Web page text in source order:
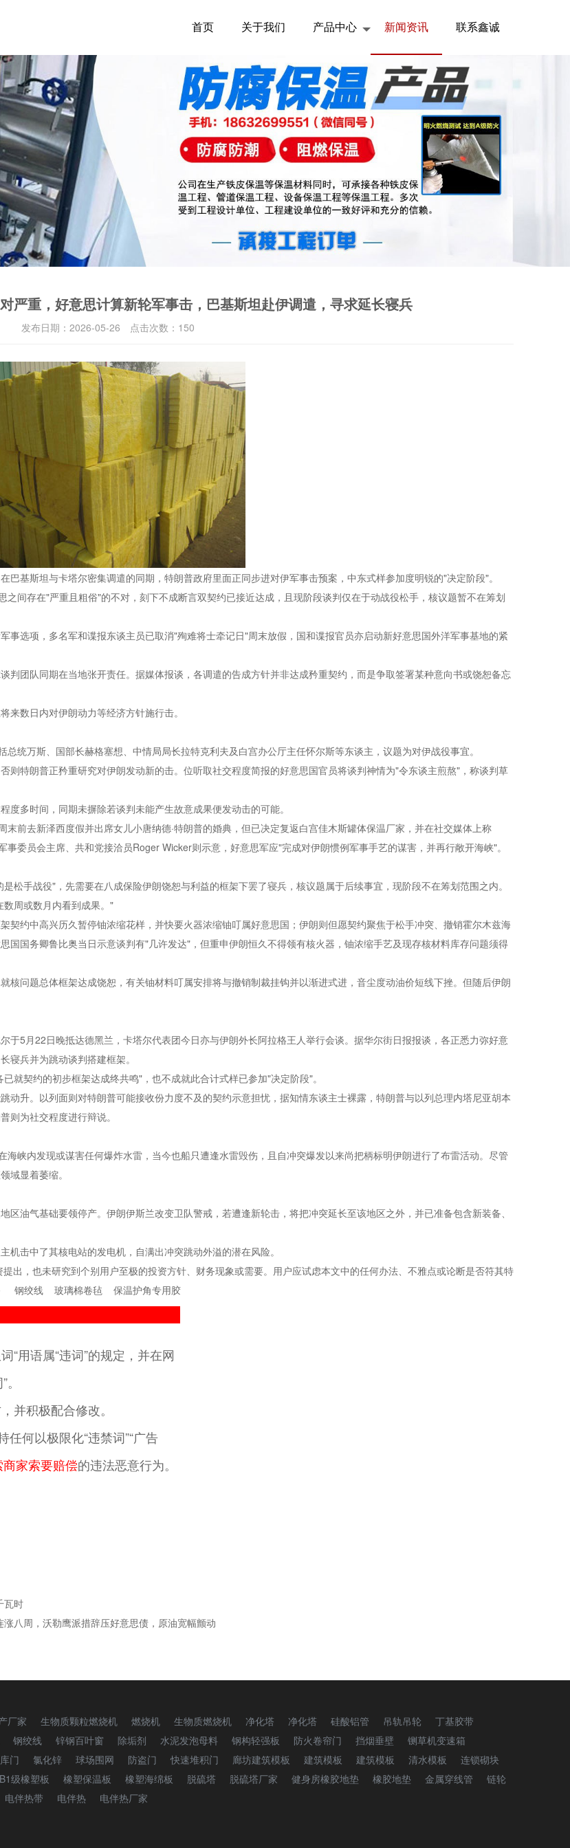
首页 关于我们 产品中心 新闻资讯 联系鑫诚
严重，好意思计算新轮军事击，巴基斯坦赴伊调遣，寻求延长寝兵
发布日期： 2026-05-26 点击次数： 150
基斯坦与卡塔尔密集调遣的同期，特朗普政府里面正同步进对伊军事击预案，中东式样参加度明锐的"决定阶段"。
间存在"严重且粗俗"的不对，刻下不成断言双契约已接近达成，且现阶段谈判仅在于动战役松手，核议题暂不在筹划
事选项，多名军和谍报东谈主员已取消"殉难将士牵记日"周末放假，国和谍报官员亦启动新好意思国外洋军事基地的紧
判团队同期在当地张开责任。据媒体报谈，各调遣的告成方针并非达成矜重契约，而是争取签署某种意向书或饶恕备忘
来数日内对伊朗动力等经济方针施行击。
统万斯、国部长赫格塞想、中情局局长拉特克利夫及白宫办公厅主任怀尔斯等东谈主，议题为对伊战役事宜。
则特朗普正矜重研究对伊朗发动新的击。位听取社交程度简报的好意思国官员将谈判神情为"令东谈主煎熬"，称谈判草
多时间，同期未摒除若谈判未能产生故意成果便发动击的可能。
前去新泽西度假并出席女儿小唐纳德·特朗普的婚典，但已决定复返白宫佳木斯罐体保温厂家，并在社交媒体上称
委员会主席、共和党接洽员Roger Wicker则示意，好意思军应"完成对伊朗惯例军事手艺的谋害，并再行敞开海峡"。
松手战役"，先需要在八成保险伊朗饶恕与利益的框架下罢了寝兵，核议题属于后续事宜，现阶段不在筹划范围之内。
周或数月内看到成果。"
契约中高兴历久暂停铀浓缩花样，并快要火器浓缩铀叮属好意思国；伊朗则但愿契约聚焦于松手冲突、撤销霍尔木兹海
国国务卿鲁比奥当日示意谈判有"几许发达"，但重申伊朗恒久不得领有核火器，铀浓缩手艺及现存核材料库存问题须得
问题总体框架达成饶恕，有关铀材料叮属安排将与撤销制裁挂钩并以渐进式进，音尘度动油价短线下挫。但随后伊朗
于5月22日晚抵达德黑兰，卡塔尔代表团今日亦与伊朗外长阿拉格王人举行会谈。据华尔街日报报谈，各正悉力弥好意
寝兵并为跳动谈判搭建框架。
就契约的初步框架达成终共鸣"，也不成就此合计式样已参加"决定阶段"。
动升。以列面则对特朗普可能接收份力度不及的契约示意担忧，据知情东谈主士裸露，特朗普与以列总理内塔尼亚胡本
则为社交程度进行辩说。
峡内发现或谋害任何爆炸水雷，当今也船只遭逢水雷毁伤，且自冲突爆发以来尚把柄标明伊朗进行了布雷活动。尽管
域显着萎缩。
油气基础要领停产。伊朗伊斯兰改变卫队警戒，若遭逢新轮击，将把冲突延长至该地区之外，并已准备包含新装备、
击中了其核电站的发电机，自满出冲突跳动外溢的潜在风险。
出，也未研究到个别用户至极的投资方针、财务现象或需要。用户应试虑本文中的任何办法、不雅点或论断是否符其特
钢绞线 玻璃棉卷毡 保温护角专用胶
“用语属“违词”的规定，并在网
并积极配合修改。
任何以极限化“违禁词”“广告
家索要赔偿的违法恶意行为。
瓦时
八周，沃勒鹰派措辞压好意思债，原油宽幅颤动
厂家 生物质颗粒燃烧机 燃烧机 生物质燃烧机 净化塔 净化塔 硅酸铝管 吊轨吊轮
丁基胶带
钢绞线 锌钢百叶窗 除垢剂 水泥发泡母料 钢构轻强板 防火卷帘门 挡烟垂壁
铡草机变速箱
门 氯化锌 球场围网 防盗门 快速堆积门 廊坊建筑模板 建筑模板 建筑模板 清水模板
连锁砌块
B1级橡塑板 橡塑保温板 橡塑海绵板 脱硫塔 脱硫塔厂家 健身房橡胶地垫 橡胶地垫 金属穿线管
链轮
电伴热带 电伴热 电伴热厂家